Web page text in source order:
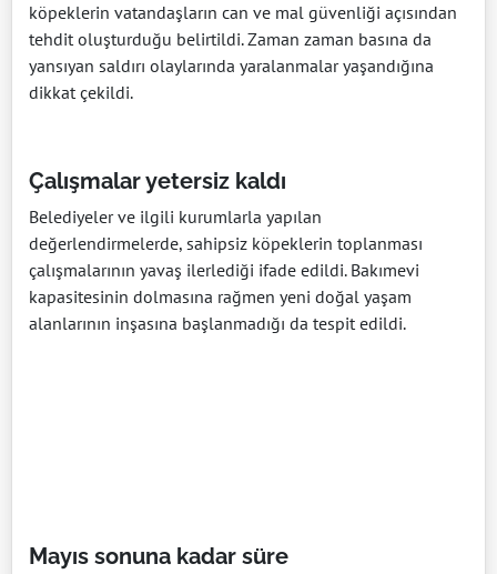
köpeklerin vatandaşların can ve mal güvenliği açısından
tehdit oluşturduğu belirtildi. Zaman zaman basına da
yansıyan saldırı olaylarında yaralanmalar yaşandığına
dikkat çekildi.
Çalışmalar yetersiz kaldı
Belediyeler ve ilgili kurumlarla yapılan
değerlendirmelerde, sahipsiz köpeklerin toplanması
çalışmalarının yavaş ilerlediği ifade edildi. Bakımevi
kapasitesinin dolmasına rağmen yeni doğal yaşam
alanlarının inşasına başlanmadığı da tespit edildi.
Mayıs sonuna kadar süre